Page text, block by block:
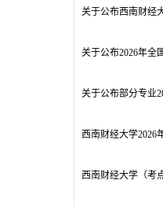
关于公布西南财经
关于公布2026年全
关于公布部分专业
西南财经大学2026
西南财经大学（考